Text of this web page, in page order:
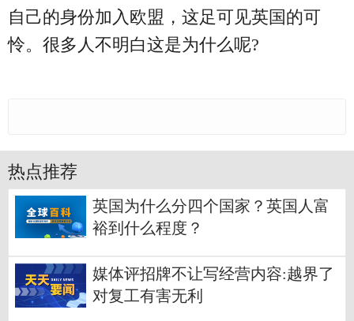
自己的身份加入欧盟，这足可见英国的可
怜。很多人不明白这是为什么呢?
热点推荐
英国为什么分四个国家？英国人富
裕到什么程度？
媒体评招牌不让写经营内容:越界了
对复工有害无利